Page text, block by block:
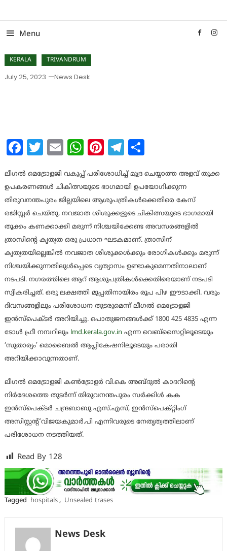
To
ContentMenu
KERALA TRIVANDRUM
July 25, 2023 News Desk
Facebook
Twitter
EmailWhatsApp
Pinterest
Telegram
Share
ലീഗല്‍ മെട്രോളജി വകുപ്പ് പരിശോധിച്ച് മുദ്ര ചെയ്യാത്ത അളവ് തൂക്ക
ഉപകരണങ്ങള്‍ ചികിത്സയുടെ ഭാഗമായി ഉപയോഗിക്കുന്ന
തിരുവനന്തപുരം ജില്ലയിലെ ആശുപത്രികള്‍ക്കെതിരെ കേസ്
രജിസ്റ്റര്‍ ചെയ്തു. നവജാത ശിശുക്കളുടെ ചികിത്സയുടെ ഭാഗമായി
തൂക്കം കണക്കാക്കി മരുന്ന് നിശ്ചയിക്കേണ്ട അവസരങ്ങളില്‍
ത്രാസിന്റെ കൃത്യത ഒരു പ്രധാന ഘടകമാണ്. ത്രാസിന്
കൃത്യതയില്ലെങ്കില്‍ നവജാത ശിശുക്കള്‍ക്കും രോഗികള്‍ക്കും മരുന്ന്
നിശ്ചയിക്കുന്നതിലുള്‍പ്പെടെ വ്യത്യാസം ഉണ്ടാകുമെന്നതിനാലാണ്
നടപടി. നഗരത്തിലെ ആറ് ആശുപത്രികള്‍ക്കെതിരെയാണ് നടപടി
സ്വീകരിച്ചത്. ഒരു ലക്ഷത്തി മുപ്പതിനായിരം രൂപ പിഴ ഈടാക്കി. വരും
ദിവസങ്ങളിലും പരിശോധന തുടരുമെന്ന് ലീഗല്‍ മെട്രോളജി
ഇന്‍സ്പെക്ടര്‍ അറിയിച്ചു. പൊതുജനങ്ങള്‍ക്ക് 1800 425 4835 എന്ന
ടോള്‍ ഫ്രീ നമ്പറിലും lmd.kerala.gov.in എന്ന വെബ്സൈറ്റിലൂടെയും
‘സുതാര്യം’ മൊബൈല്‍ ആപ്ലികേഷനിലൂടെയും പരാതി
അറിയിക്കാവുന്നതാണ്.
ലീഗല്‍ മെട്രോളജി കണ്‍ട്രോളര്‍ വി.കെ അബ്ദുല്‍ കാദറിന്റെ
നിര്‍ദേശത്തെ തുടര്‍ന്ന് തിരുവനന്തപുരം സര്‍ക്കിള്‍ കക
ഇന്‍സ്‌പെക്ടര്‍ ചന്ദ്രബാബു എസ്.എസ്, ഇന്‍സ്‌പെക്റ്റിംഗ്
അസിസ്റ്റന്റ് വിജയകുമാര്‍.പി എന്നിവരുടെ നേതൃത്വത്തിലാണ്
പരിശോധന നടത്തിയത്.
Read By 128
Tagged hospitals, Unsealed trases
News Desk